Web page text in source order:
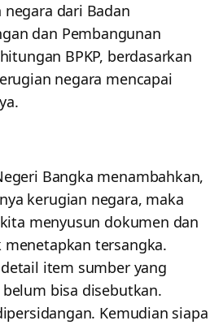
dari Badan
dan Pembangunan
BPKP, berdasarkan
negara mencapai
Bangka menambahkan,
kerugian negara, maka
menyusun dokumen dan
tersangka.
item sumber yang
bisa disebutkan.
Kemudian siapa